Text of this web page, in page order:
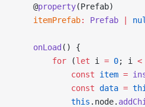
    @
property(Prefab)
    itemPrefab
: Prefab
    onLoad
() {
        for
(let i = 0; i <
            const
item =
            const
data =
            this
.node.